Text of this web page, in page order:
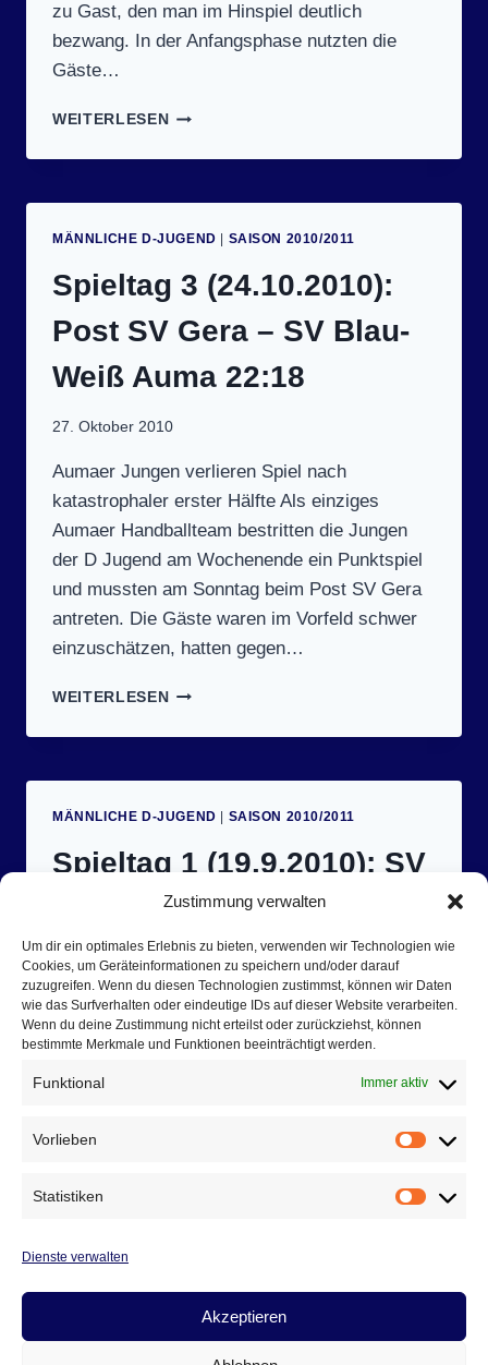
Zustimmung verwalten
Um dir ein optimales Erlebnis zu bieten, verwenden wir Technologien wie
Cookies, um Geräteinformationen zu speichern und/oder darauf
zuzugreifen. Wenn du diesen Technologien zustimmst, können wir Daten
wie das Surfverhalten oder eindeutige IDs auf dieser Website verarbeiten.
Wenn du deine Zustimmung nicht erteilst oder zurückziehst, können
bestimmte Merkmale und Funktionen beeinträchtigt werden.
Funktional Immer aktiv
Vorlieben
Statistiken
Dienste verwalten
Akzeptieren
zu Gast, den man im Hinspiel deutlich
bezwang. In der Anfangsphase nutzten die
Gäste…
WEITERLESENSPIELTAG
(23.1.2011):
BLAU-
SV E
ISENBERG 1
8:35 (
MÄNNLICHE D-JUGEND SAISON 2010/2011
Spieltag 3 (24.10.2010):
Post SV Gera – SV Blau-
Weiß Auma 22:18
27. Oktober 2010
Aumaer Jungen verlieren Spiel nach
katastrophaler erster Hälfte Als einziges
Aumaer Handballteam bestritten die Jungen
der D Jugend am Wochenende ein Punktspiel
und mussten am Sonntag beim Post SV Gera
antreten. Die Gäste waren im Vorfeld schwer
einzuschätzen, hatten gegen…
WEITERLESENSPIELTAG
(24.10.2010):
SV
SV
BLAU-
WEISS A
2:18
MÄNNLICHE D-JUGEND SAISON 2010/2011
Spieltag 1 (19.9.2010): SV
Blau-Weiß Auma – HSV
Ronneburg 9:41 (1:17)
22. September 2010
Gleich zum Saisonauftakt hatten die Aumaer
Jungen einen Staffelfavoriten zu Gast. Dieser
mit einer vorbildlichen Manndeckung das Spie
Abspielfehlern gezwungen, sodass vorerst
1
(19.9.2010):
SV
BLAU-